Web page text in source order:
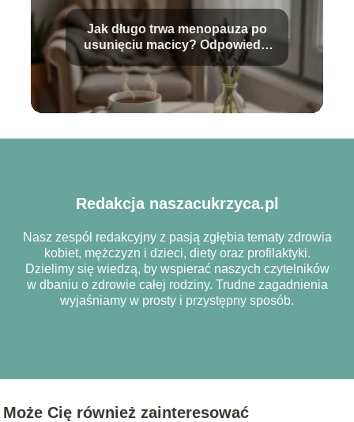
Jak długo trwa menopauza po
usunięciu macicy? Odpowiedzi
na najważniejsze pytania
Redakcja naszacukrzyca.pl
Nasz zespół redakcyjny z pasją zgłębia tematy zdrowia
kobiet, mężczyzn i dzieci, diety oraz profilaktyki.
Dzielimy się wiedzą, by wspierać naszych czytelników
w dbaniu o zdrowie całej rodziny. Trudne zagadnienia
wyjaśniamy w prosty i przystępny sposób.
Może Cię również zainteresować